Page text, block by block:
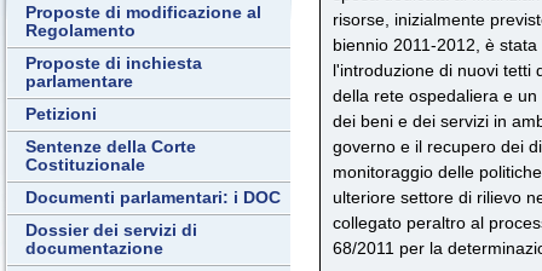
Proposte di modificazione al
Regolamento
Proposte di inchiesta
parlamentare
Petizioni
Sentenze della Corte
Costituzionale
Documenti parlamentari: i DOC
Dossier dei servizi di
documentazione
risorse, inizialmente
biennio 2011-2012, è
l'introduzione di nuovi tetti
della rete ospedaliera e
dei beni e dei servizi in
governo e il recupero dei
monitoraggio delle
ulteriore settore di rilievo
collegato peraltro al
68/2011 per la